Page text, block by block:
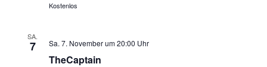
Kostenlos
SA.
7
TheCaptain
Sa. 7. November um 20:00 Uhr